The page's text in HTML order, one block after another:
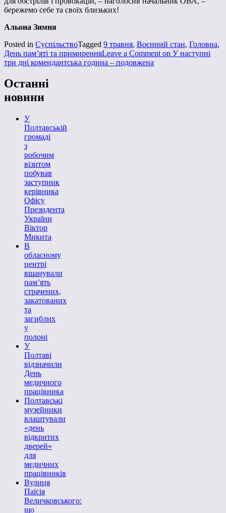
бережемо себе та своїх близьких!
Альона Зимня
Posted in СуспільствоTagged 9 травня, Воєнний стан, Головна,
День пам’яті та примиренняLeave a Comment on У наступні
три дні комендантська година – подовжена
Останні
новини
У
Полтавській
громаді
з
робочим
візитом
побував
заступник
керівника
Офісу
Президента
України
Віктор
Микита
В
обласному
центрі
вшанували
пам’ять
страчених,
закатованих
та
загиблих
у
полоні
У
Полтаві
відзначили
День
медичного
працівника
Полтавські
музейники
влаштували
«день
відкритих
дверей»
для
медичних
працівників
Вулиця
Паїсія
Величковського:
що